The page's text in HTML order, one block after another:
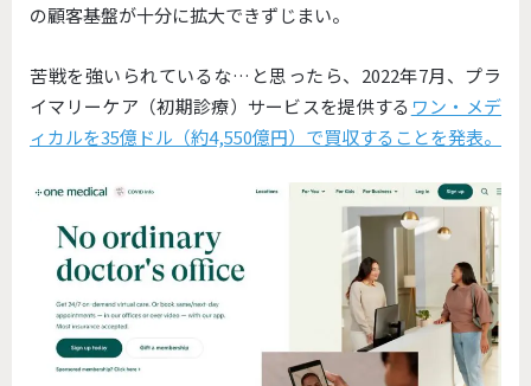
の顧客基盤が十分に拡大できずじまい。
苦戦を強いられているな…と思ったら、2022年7月、プラ
イマリーケア（初期診療）サービスを提供する ワン・メデ
ィカルを35億ドル（約4,550億円）で買収することを発表。